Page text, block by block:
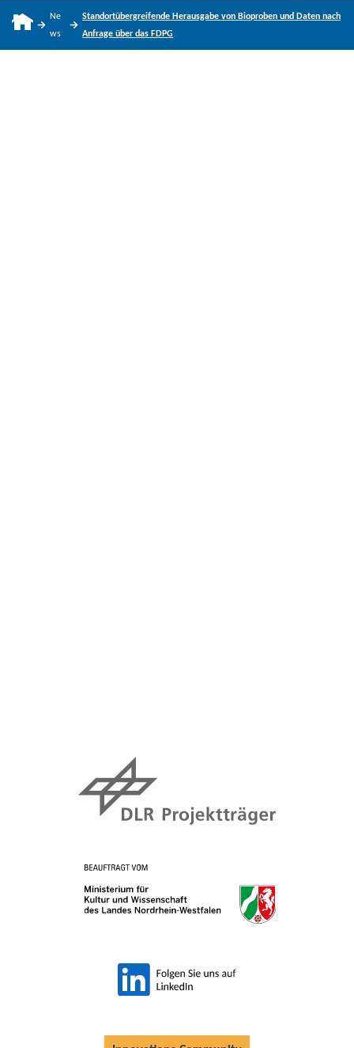
Ne
ws
Standortüber­greifen­de Herausgabe von Bioproben und Daten nach
Anfrage über das FDPG